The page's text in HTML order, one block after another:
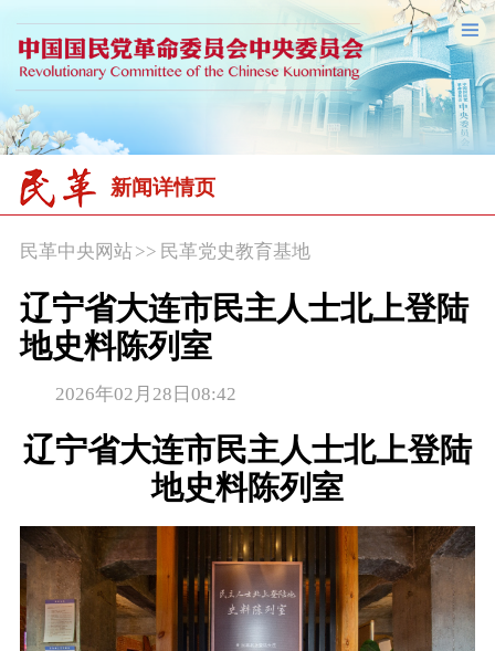
新闻详情页
民革中央网站>> 民革党史教育基地
辽宁省大连市民主人士北上登陆
地史料陈列室
2026年02月28日08:42
辽宁省大连市民主人士北上登陆
地史料陈列室